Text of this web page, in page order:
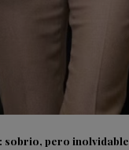
sobrio, pero inolvidable